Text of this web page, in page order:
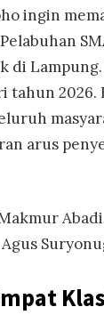
ingin
di
tahun 2026.
arus